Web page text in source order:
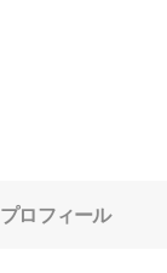
プロフィール